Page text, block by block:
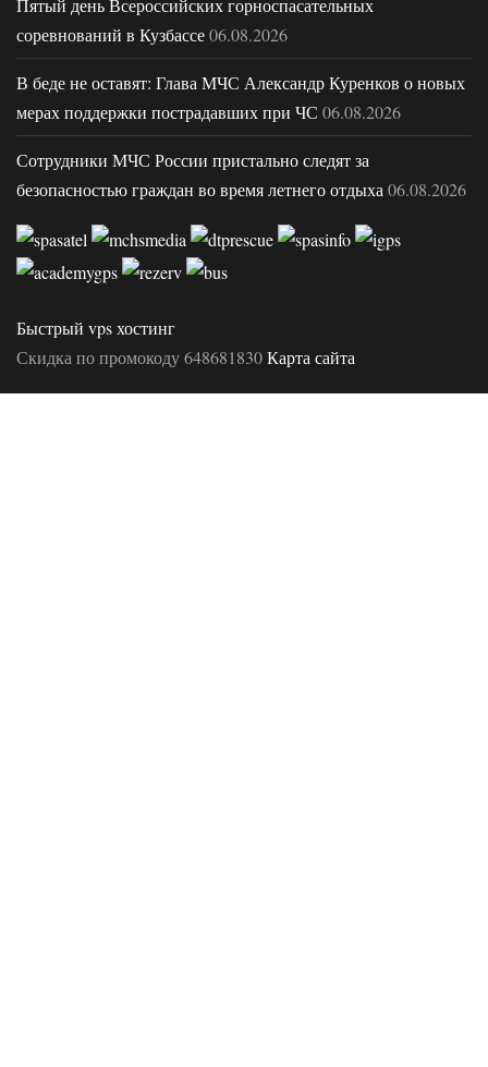
Пятый день Всероссийских горноспасательных
соревнований в Кузбассе06.08.2026
В беде не оставят: Глава МЧС Александр Куренков о новых
мерах поддержки пострадавших при ЧС 06.08.2026
Сотрудники МЧС России пристально следят за
безопасностью граждан во время летнего отдыха 06.08.2026
Быстрый vps хостинг
Скидка по промокоду 648681830Карта сайта